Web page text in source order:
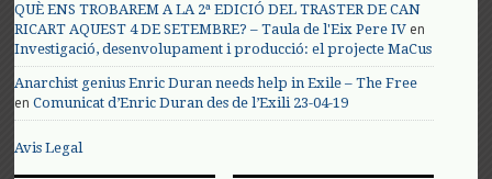
QUÈ ENS TROBAREM A LA 2ª EDICIÓ DEL TRASTER DE CAN
RICART AQUEST 4 DE SETEMBRE? – Taula de l'Eix Pere IV en
Investigació, desenvolupament i producció: el projecte MaCus
Anarchist genius Enric Duran needs help in Exile – The Free
enComunicat d’Enric Duran des de l’Exili 23-04-19
Avis Legal